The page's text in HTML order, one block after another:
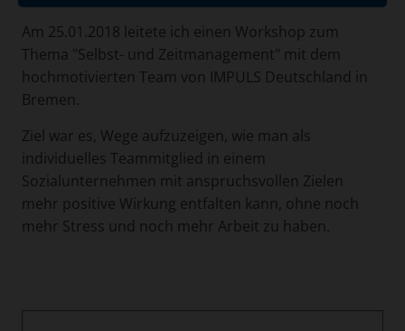
Am 25.01.2018 leitete ich einen Workshop zum
Thema "Selbst- und Zeitmanagement" mit dem
hochmotivierten Team von IMPULS Deutschland in
Bremen.
Ziel war es, Wege aufzuzeigen, wie man als
individuelles Teammitglied in einem
Sozialunternehmen mit anspruchsvollen Zielen
mehr positive Wirkung entfalten kann, ohne noch
mehr Stress und noch mehr Arbeit zu haben.